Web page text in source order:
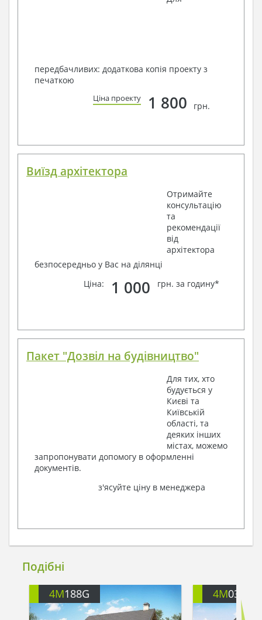
передбачливих: додаткова копія проекту з
печаткою
Ціна проекту 1 800 грн.
Виїзд архітектора
Отримайте
консультацію
та
рекомендації
від
архітектора
безпосередньо у Вас на ділянці
Ціна:
1 000 грн. за годину*
Пакет "Дозвіл на будівництво"
Для тих, хто
будується у
Києві та
Київській
області, та
деяких інших
містах, можемо
запропонувати допомогу в оформленні
документів.
з'ясуйте ціну в менеджера
Подібні
4M188G 4M035A